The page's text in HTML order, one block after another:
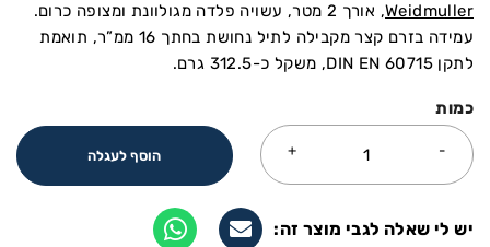
Weidmuller
, אורך 2 מטר, עשויה פלדה מגולוונת ומצופה כרום.
עמידה בזרם קצר מקבילה לתיל נחושת בחתך 16 ממ”ר, תואמת
לתקן DIN EN 60715, משקל כ-312.5 גרם.
כמות
הוסף לעגלה
יש לי שאלה לגבי מוצר זה: